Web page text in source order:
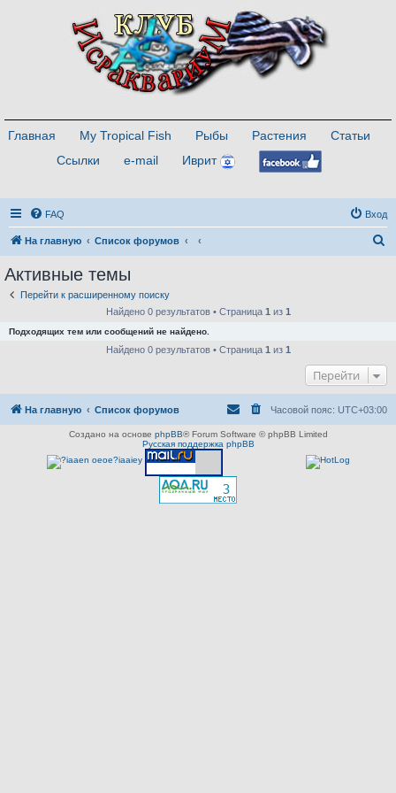
Главная My Tropical Fish Рыбы Растения
Статьи
Ссылки
e-mail Иврит
FAQ Вход
На главную Список форумов
Активные темы
Перейти к расширенному поиску
Найдено 0 результатов • Страница 1 из 1
Подходящих тем или сообщений не найдено.
Найдено 0 результатов • Страница 1 из 1
Перейти
На главную Список форумов Часовой пояс: UTC+03:00
Создано на основе phpBB® Forum Software © phpBB Limited
Русская поддержка phpBB